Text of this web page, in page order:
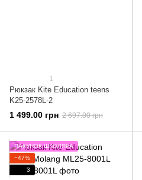
1
Рюкзак Kite Education teens
K25-2578L-2
1 499.00 грн 2 697.00 грн
ПАКУНОК ШКОЛЯРА
−47%
3